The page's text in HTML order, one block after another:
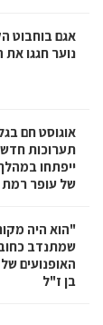
אגם בוחבוט
נוער חגגו את
אוגוסט חם
תערוכות
ייפתחו
של עופר רמת
"הוא היה
שמתנדב
האופנועים
בן ז"ל